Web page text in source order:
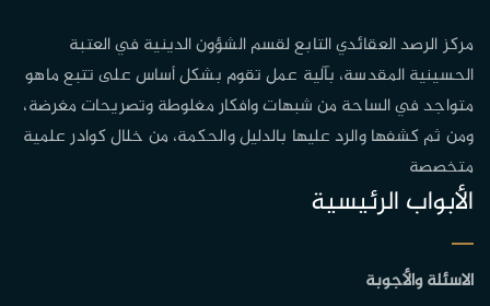
مركز الرصد العقائدي التابع لقسم الشؤون الدينية في العتبة
الحسينية المقدسة، بآلية عمل تقوم بشكل أساس على تتبع ماهو
متواجد في الساحة من شبهات وافكار مغلوطة وتصريحات مغرضة،
ومن ثم كشفها والرد عليها بالدليل والحكمة، من خلال كوادر علمية
متخصصة
الأبواب الرئيسية
الاسئلة والأجوبة